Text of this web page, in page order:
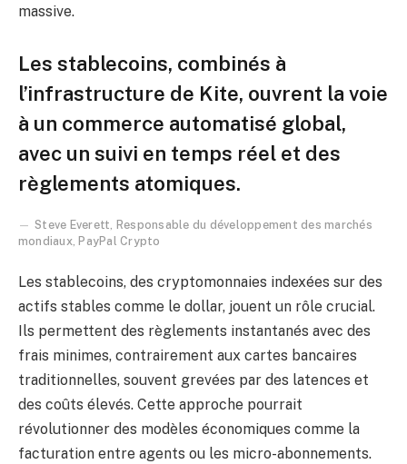
massive.
Les stablecoins, combinés à
l’infrastructure de Kite, ouvrent la voie
à un commerce automatisé global,
avec un suivi en temps réel et des
règlements atomiques.
Steve Everett, Responsable du développement des marchés
mondiaux, PayPal Crypto
Les stablecoins, des cryptomonnaies indexées sur des
actifs stables comme le dollar, jouent un rôle crucial.
Ils permettent des règlements instantanés avec des
frais minimes, contrairement aux cartes bancaires
traditionnelles, souvent grevées par des latences et
des coûts élevés. Cette approche pourrait
révolutionner des modèles économiques comme la
facturation entre agents ou les micro-abonnements.